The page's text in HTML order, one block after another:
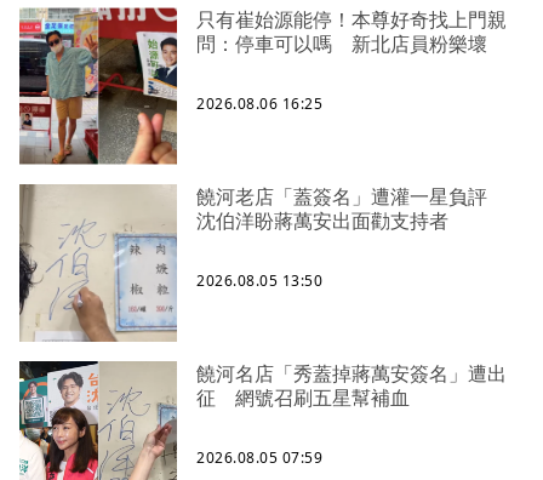
只有崔始源能停！本尊好奇找上門親
問：停車可以嗎 新北店員粉樂壞
2026.08.06 16:25
饒河老店「蓋簽名」遭灌一星負評
沈伯洋盼蔣萬安出面勸支持者
2026.08.05 13:50
饒河名店「秀蓋掉蔣萬安簽名」遭出
征 網號召刷五星幫補血
2026.08.05 07:59